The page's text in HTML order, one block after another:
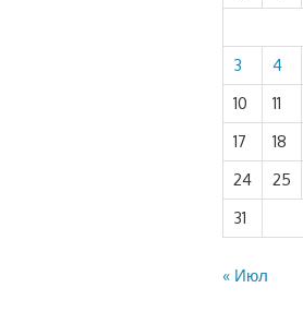
3
4
10
11
17
18
24
25
31
« Июл